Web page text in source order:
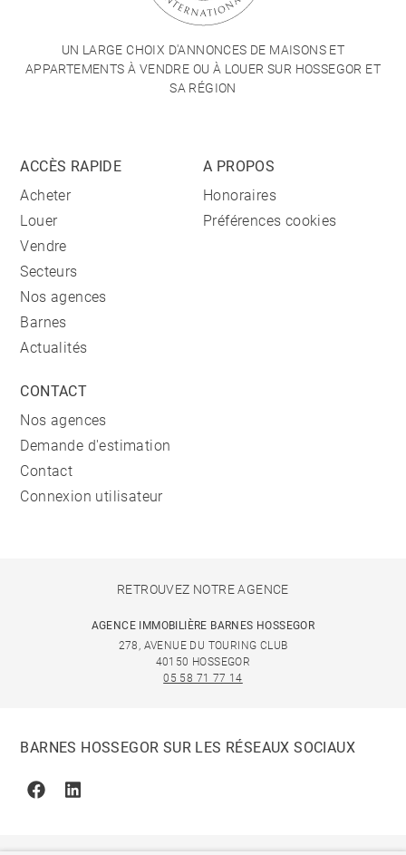
UN LARGE CHOIX D'ANNONCES DE MAISONS ET
APPARTEMENTS À VENDRE OU À LOUER SUR HOSSEGOR ET
SA RÉGION
ACCÈS RAPIDE
Acheter
Louer
Vendre
Secteurs
Nos agences
Barnes
Actualités
A PROPOS
Honoraires
Préférences cookies
CONTACT
Nos agences
Demande d'estimation
Contact
Connexion utilisateur
RETROUVEZ NOTRE AGENCE
AGENCE IMMOBILIÈRE BARNES HOSSEGOR
278, AVENUE DU TOURING CLUB
40150 HOSSEGOR
05 58 71 77 14
BARNES HOSSEGOR SUR LES RÉSEAUX SOCIAUX
FacebookLinkedin